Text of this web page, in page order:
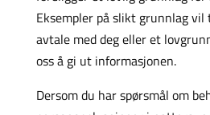
Eksempler på slikt grunnlag
avtale med deg eller et
oss å gi ut informasjonen.
Dersom du har spørsmål om